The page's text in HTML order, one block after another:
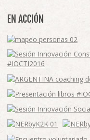
EN ACCIÓN